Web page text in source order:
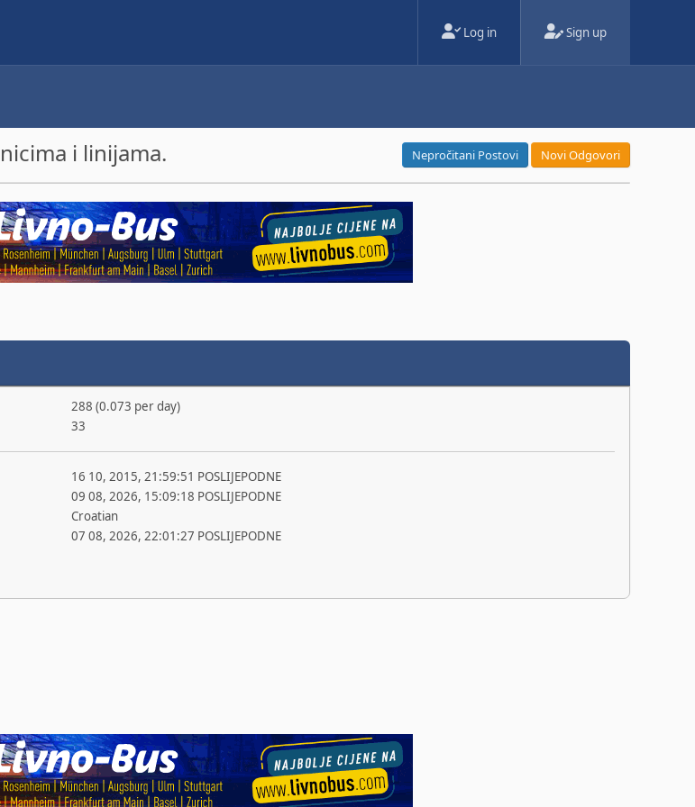
Log in Sign up
i linijama. Nepročitani Postovi Novi Odgovori
288 (0.073 per day)
33
16 10, 2015, 21:59:51 POSLIJEPODNE
09 08, 2026, 15:09:18 POSLIJEPODNE
Croatian
07 08, 2026, 22:01:27 POSLIJEPODNE